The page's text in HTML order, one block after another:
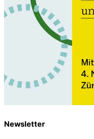
Newsletter